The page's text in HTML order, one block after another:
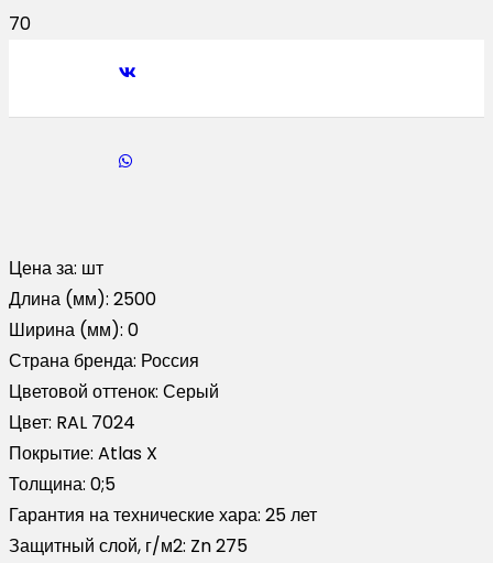
Цена за: шт
Длина (мм): 2500
Ширина (мм): 0
Страна бренда: Россия
Цветовой оттенок: Серый
Цвет: RAL 7024
Покрытие: Atlas X
Толщина: 0;5
Гарантия на технические хара: 25 лет
Защитный слой, г/м2: Zn 275